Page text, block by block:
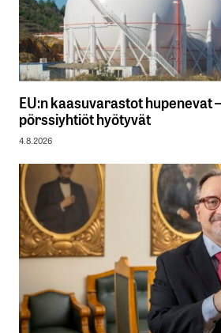
EU:n kaasuvarastot hupenevat
pörssiyhtiöt hyötyvät
4.8.2026